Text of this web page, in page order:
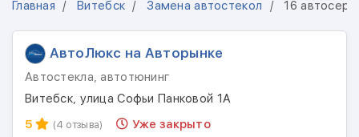
Главная Витебск Замена автостекол 16
АвтоЛюкс на Авторынке
Автостекла, автотюнинг
Витебск, улица Софьи Панковой 1А
5
(4 отзыва) Уже закрыто